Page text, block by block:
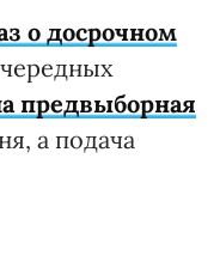
о досрочном
предвыборная
а подача